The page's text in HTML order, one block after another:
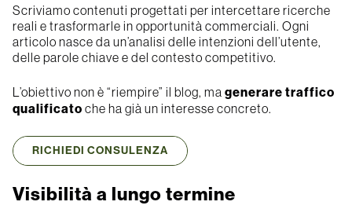
Scriviamo contenuti progettati per intercettare ricerche
reali e trasformarle in opportunità commerciali. Ogni
articolo nasce da un’analisi delle intenzioni dell’utente,
delle parole chiave e del contesto competitivo.
L’obiettivo non è “riempire” il blog, ma generare traffico
qualificato che ha già un interesse concreto.
RICHIEDI CONSULENZA
Visibilità a lungo termine